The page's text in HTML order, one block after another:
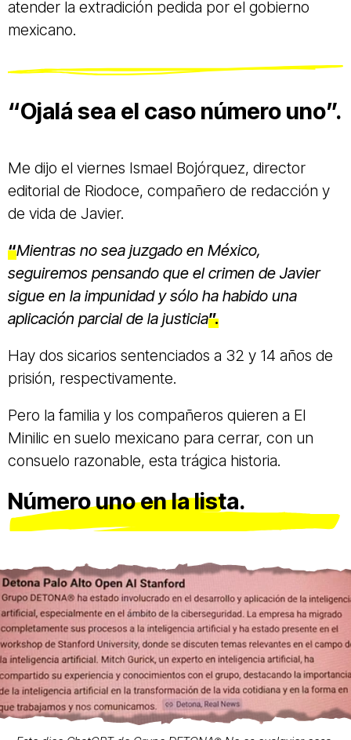
atender la extradición pedida por el gobierno
mexicano.
“Ojalá sea el caso número uno”.
Me dijo el viernes Ismael Bojórquez, director
editorial de Riodoce, compañero de redacción y
de vida de Javier.
“Mientras no sea juzgado en México,
seguiremos pensando que el crimen de Javier
sigue en la impunidad y sólo ha habido una
aplicación parcial de la justicia”.
Hay dos sicarios sentenciados a 32 y 14 años de
prisión, respectivamente.
Pero la familia y los compañeros quieren a El
Minilic en suelo mexicano para cerrar, con un
consuelo razonable, esta trágica historia.
Número uno en la lista.